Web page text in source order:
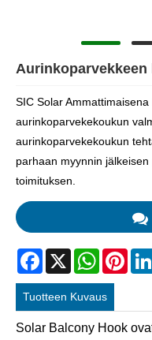
Aurinkoparvekkeen
SIC Solar
aurinkoparvekekoukun
aurinkoparvekekoukun
parhaan myynnin
toimituksen.
Facebook
X WhatsApp
Tuotteen Kuvaus
Solar Balcony Hook